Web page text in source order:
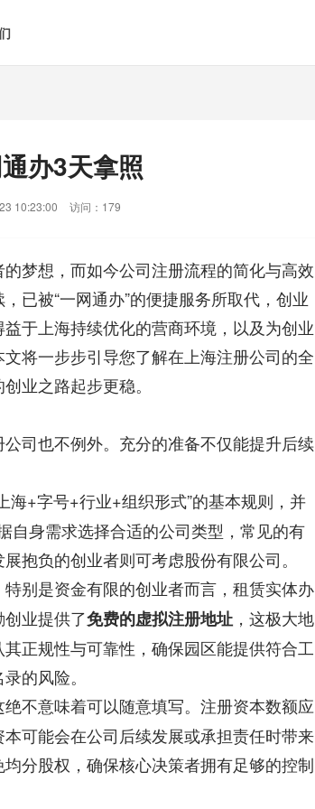
办3天拿照
10:23:00 访问：179
梦想，而如今公司注册流程的简化与高效
已被“一网通办”的便捷服务所取代，创业
于上海持续优化的营商环境，以及为创业
将一步步引导您了解在 上海注册公司的全
业之路起步更稳。
公司也不例外。充分的准备不仅能提升后续
海+字号+行业+组织形式”的基本规则，并
自身需求选择合适的公司类型，常见的有
抱负的创业者则可考虑股份有限公司。
别是资金有限的创业者而言，租赁实体办
业提供了​​免费的虚拟注册地址​ ​，这极大地
正规性与可靠性，确保园区能提供符合工
的风险。
不意味着可以随意填写。注册资本数额应
可能会在公司后续发展或承担责任时带来
分股权，确保核心决策者拥有足够的控制